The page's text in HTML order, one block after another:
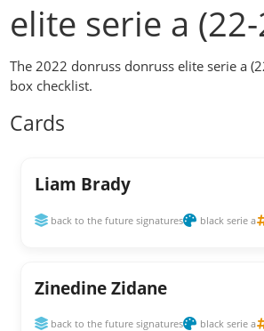
elite serie a
The 2022 donruss donruss elite serie a
box checklist.
Cards
Liam Brady
back to the future signatures black serie a
Zinedine Zidane
back to the future signatures black serie a